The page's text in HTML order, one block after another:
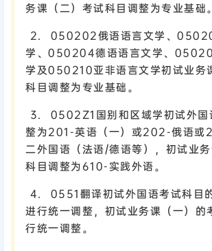
务课（二）考试科目调整为专业基础。
2. 050202俄语语言文学、
学、050204德语语言文学、
学及050210亚非语言文学初试业务
科目调整为专业基础。
3. 0502Z1国别和区域学初试外国
整为201-英语（一）或202-俄语或
二外国语（法语/德语等），初试业
科目调整为610-实践外语。
4. 0551翻译初试外国语考试科目
进行统一调整，初试业务课（一）的
行统一调整。